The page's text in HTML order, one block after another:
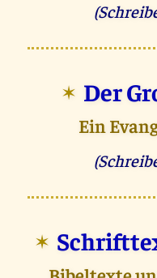
✶ Der
Ein
✶